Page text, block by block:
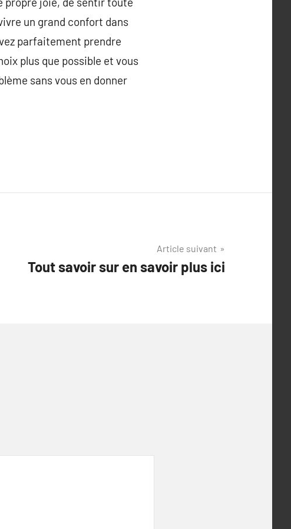
un grand confort dans
parfaitement prendre
plus que possible et vous
sans vous en donner
Article suivant
Tout savoir sur en savoir plus ici